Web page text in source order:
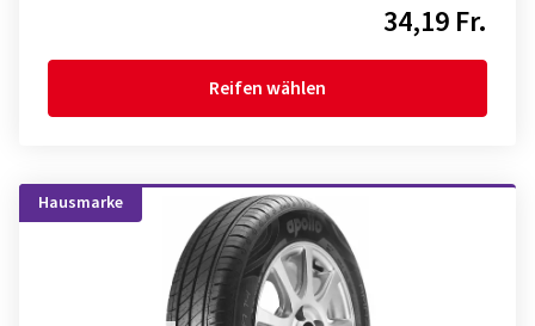
34,19 Fr.
Reifen wählen
Hausmarke